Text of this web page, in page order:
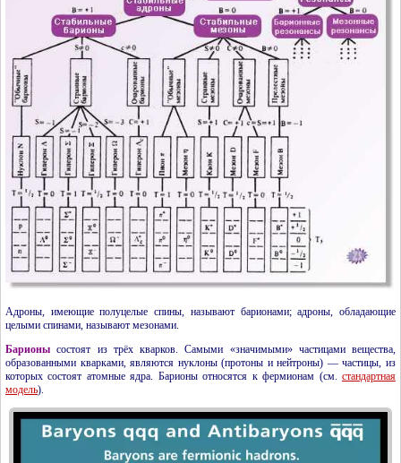
Адроны, имеющие полуцелые спины, называют барионами; адроны, обладающие
целыми спинами, называют мезонами.
Барионы состоят из трёх кварков. Самыми «значимыми» частицами вещества,
образованными кварками, являются нуклоны (протоны и нейтроны) — частицы, из
которых состоят атомные ядра. Барионы относятся к фермионам (см. стандартная
модель).